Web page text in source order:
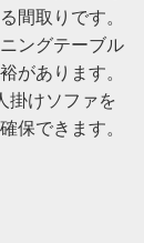
間取りです。
ングテーブル
があります。
掛けソファを
保できます。